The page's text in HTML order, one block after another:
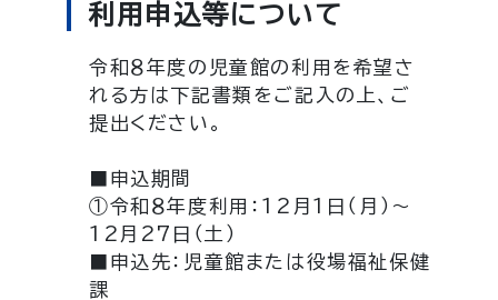
利用申込等について
令和８年度の児童館の利用を希望さ
れる方は下記書類をご記入の上、ご
提出ください。
■申込期間
①令和８年度利用：12月1日（月）～
12月27日（土）
■申込先：児童館または役場福祉保健
課